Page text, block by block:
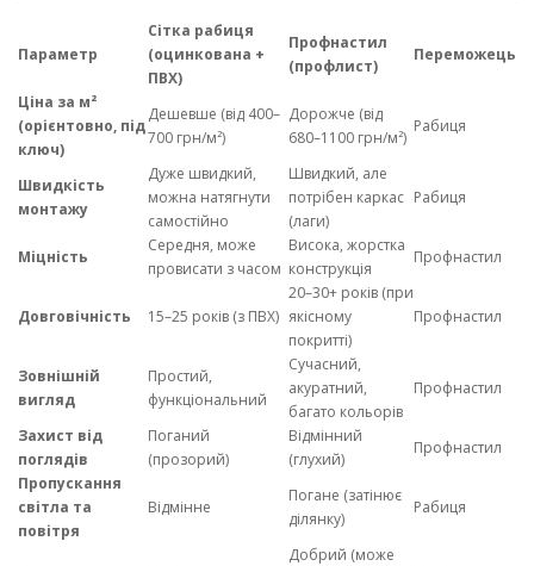
Параметр
Сітка рабиця
(оцинкована +
ПВХ)
Профнастил
(профлист)
Переможець
Ціна за м²
(орієнтовно, під
ключ)
Дешевше (від 400–
700 грн/м²)
Дорожче (від
680–1100 грн/м²)
Рабиця
Швидкість
монтажу
Дуже швидкий,
можна натягнути
самостійно
Швидкий, але
потрібен каркас
(лаги)
Рабиця
Міцність
Середня, може
провисати з часом
Висока, жорстка
конструкція
Профнастил
Довговічність 15–25 років (з ПВХ)
20–30+ років (при
якісному
покритті)
Профнастил
Зовнішній
вигляд
Простий,
функціональний
Сучасний,
акуратний,
багато кольорів
Профнастил
Захист від
поглядів
Поганий
(прозорий)
Відмінний
(глухий)
Профнастил
Пропускання
світла та
повітря
Відмінне
Погане (затінює
ділянку)
Рабиця
Добрий (може